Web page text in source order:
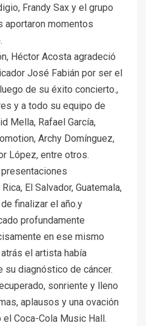
Frandy Sax y el grupo
aportaron momentos
Héctor Acosta agradeció
José Fabián por ser el
de su éxito concierto.,
y a todo su equipo de
Mella, Rafael García,
Archy Domínguez,
López, entre otros.
El Salvador, Guatemala,
finalizar el año.y
profundamente
en ese mismo
el artista había
su diagnóstico de cáncer.
sonriente y lleno
aplausos y una ovación
Coca-Cola Music Hall.